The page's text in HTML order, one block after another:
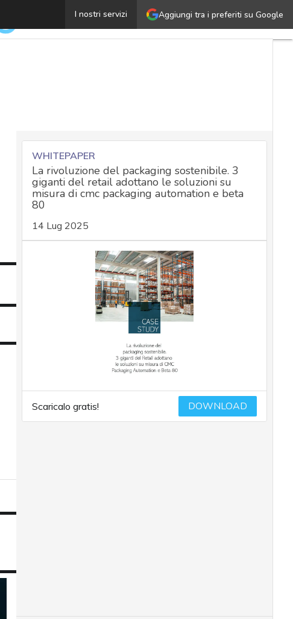
Aggiungi tra i preferiti su Google
I nostri servizi
Tokenizzazione del corpo umano: tra medicina
WHITEPAPER
La rivoluzione del packaging sostenibile. 3
giganti del retail adottano le soluzioni su
misura di cmc packaging automation e beta
80
14 Lug 2025
Scaricalo gratis! DOWNLOAD